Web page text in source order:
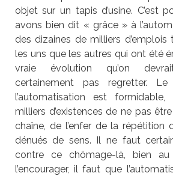
objet sur un tapis d’usine. C’est
avons bien dit « grâce » à
des dizaines de milliers
les uns que les autres qui ont été
vraie évolution qu’on
certainement pas regretter.
l’automatisation est
milliers d’existences de ne pas
chaîne, de l’enfer de la répétition
dénués de sens. Il ne faut
contre ce chômage-là, bien
l’encourager, il faut que